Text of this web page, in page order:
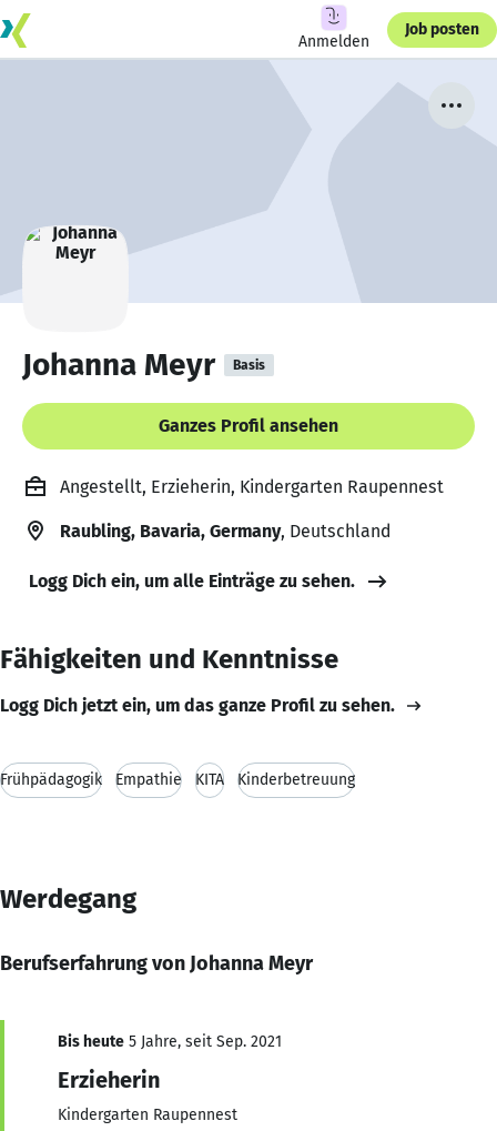
Anmelden
Job posten
Johanna Meyr Basis
Ganzes Profil ansehen
Angestellt, Erzieherin, Kindergarten Raupennest
Raubling, Bavaria, Germany, Deutschland
Logg Dich ein, um alle Einträge zu sehen.
Fähigkeiten und Kenntnisse
Logg Dich jetzt ein, um das ganze Profil zu sehen.
Frühpädagogik Empathie KITA Kinderbetreuung
Werdegang
Berufserfahrung von Johanna Meyr
Bis heute 5 Jahre, seit Sep. 2021
Erzieherin
Kindergarten Raupennest